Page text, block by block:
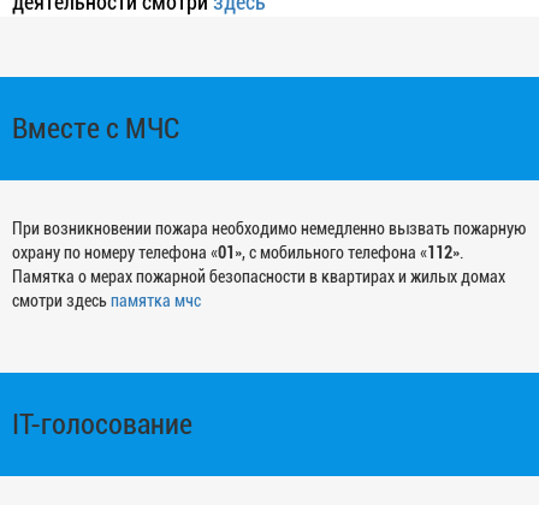
Вместе с МЧС
При возникновении пожара необходимо немедленно вызвать пожарную
охрану по номеру телефона «01 », с мобильного телефона «112».
Памятка о мерах пожарной безопасности в квартирах и жилых домах
смотри здесьпамятка мчс
IT-голосование